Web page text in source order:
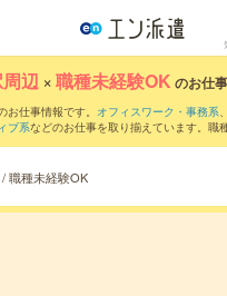
辺 ×職種未経験OK のお仕
仕事情報です。 オフィスワーク・事務系、
ブ系などのお仕事を取り揃えています。職
職種未経験OK